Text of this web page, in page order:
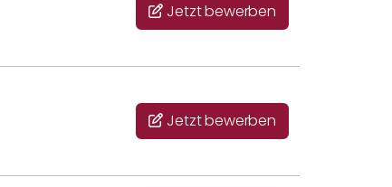
Jetzt bewerben
Jetzt bewerben